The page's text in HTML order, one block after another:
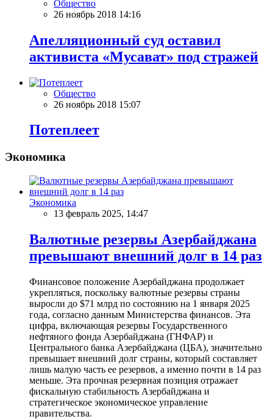
Общество
26 ноябрь 2018 14:16
Апелляционный суд оставил
активиста «Мусават» под стражей
Общество
26 ноябрь 2018 15:07
Потеплеет
Экономика
Экономика
13 февраль 2025, 14:47
Валютные резервы Азербайджана
превышают внешний долг в 14 раз
Финансовое положение Азербайджана продолжает
укрепляться, поскольку валютные резервы страны
выросли до $71 млрд по состоянию на 1 января 2025
года, согласно данным Министерства финансов. Эта
цифра, включающая резервы Государственного
нефтяного фонда Азербайджана (ГНФАР) и
Центрального банка Азербайджана (ЦБА), значительно
превышает внешний долг страны, который составляет
лишь малую часть ее резервов, а именно почти в 14 раз
меньше. Эта прочная резервная позиция отражает
фискальную стабильность Азербайджана и
стратегическое экономическое управление
правительства.